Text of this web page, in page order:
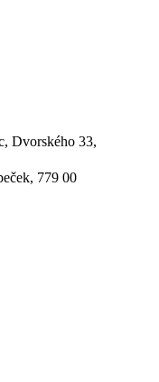
Dvorského 33,
779 00